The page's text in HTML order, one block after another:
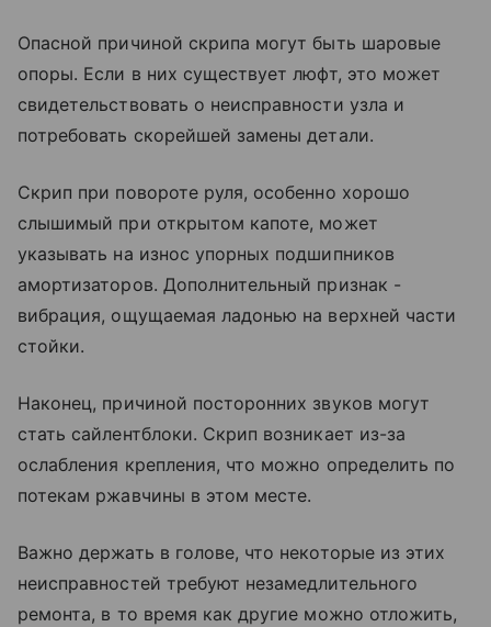
Опасной причиной скрипа могут быть шаровые
опоры. Если в них существует люфт, это может
свидетельствовать о неисправности узла и
потребовать скорейшей замены детали.
Скрип при повороте руля, особенно хорошо
слышимый при открытом капоте, может
указывать на износ упорных подшипников
амортизаторов. Дополнительный признак -
вибрация, ощущаемая ладонью на верхней части
стойки.
Наконец, причиной посторонних звуков могут
стать сайлентблоки. Скрип возникает из-за
ослабления крепления, что можно определить по
потекам ржавчины в этом месте.
Важно держать в голове, что некоторые из этих
неисправностей требуют незамедлительного
ремонта, в то время как другие можно отложить,